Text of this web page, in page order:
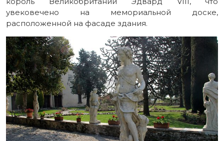
увековечено на мемориальной доске,
расположенной на фасаде здания.